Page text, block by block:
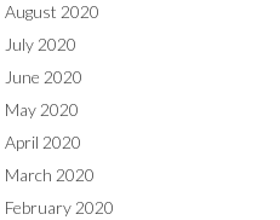
August 2020
July 2020
June 2020
May 2020
April 2020
March 2020
February 2020